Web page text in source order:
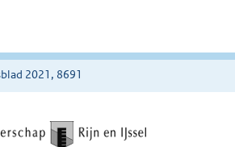
2021, 8691